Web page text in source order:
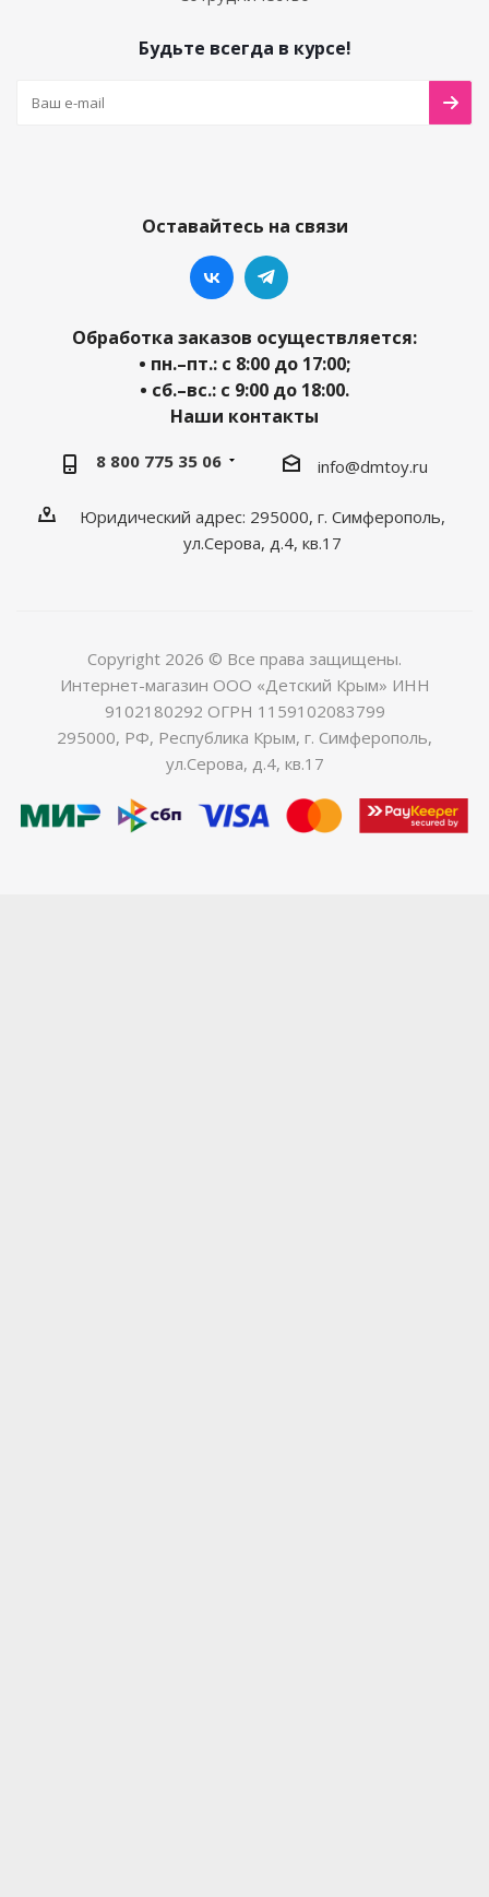
Будьте всегда в курсе!
Оставайтесь на связи
Обработка заказов осуществляется:
• пн.–пт.: с 8:00 до 17:00;
• сб.–вс.: с 9:00 до 18:00.
Наши контакты
8 800 775 35 06 info@dmtoy.ru
Юридический адрес: 295000, г. Симферополь,
ул.Серова, д.4, кв.17
Copyright 2026 © Все права защищены.
Интернет-магазин ООО «Детский Крым» ИНН
9102180292 ОГРН 1159102083799
295000, РФ, Республика Крым, г. Симферополь,
ул.Серова, д.4, кв.17